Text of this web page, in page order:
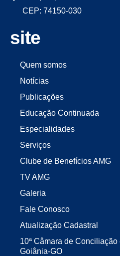
CEP: 74150-030
site
Quem somos
Notícias
Publicações
Educação Continuada
Especialidades
Serviços
Clube de Benefícios AMG
TV AMG
Galeria
Fale Conosco
Atualização Cadastral
10ª Câmara de Conciliação
Goiânia-GO